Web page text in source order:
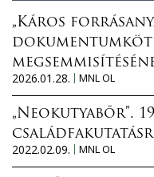
o
n
f
e
r
e
n
c
„Káros
2026.01.28.
MNL OL
„Neokutyabőr”.
2022.02.09.
MNL OL